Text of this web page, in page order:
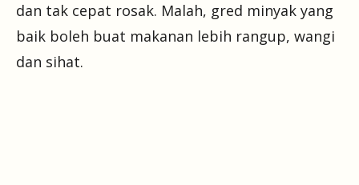
dan tak cepat rosak. Malah, gred minyak yang
baik boleh buat makanan lebih rangup, wangi
dan sihat.